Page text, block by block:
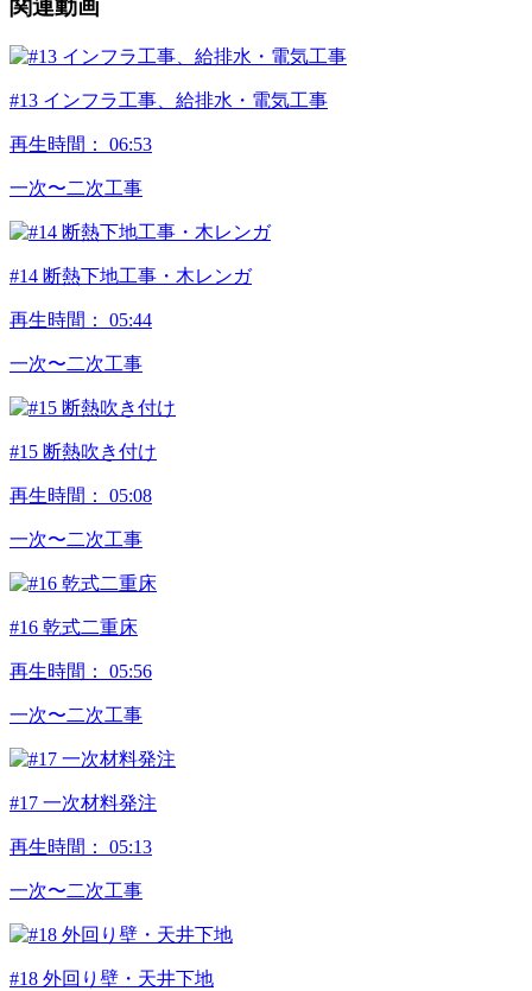
関連動画
#13 インフラ工事、給排水・電気工事
再生時間： 06:53
⼀次〜⼆次⼯事
#14 断熱下地工事・木レンガ
再生時間： 05:44
⼀次〜⼆次⼯事
#15 断熱吹き付け
再生時間： 05:08
⼀次〜⼆次⼯事
#16 乾式二重床
再生時間： 05:56
⼀次〜⼆次⼯事
#17 一次材料発注
再生時間： 05:13
⼀次〜⼆次⼯事
#18 外回り壁・天井下地